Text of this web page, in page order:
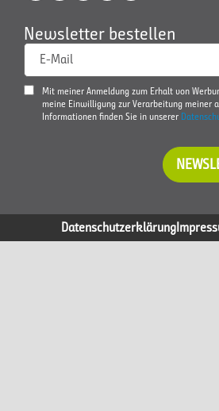
Newsletter bestellen
E-Mail
Mit meiner Anmeldung zum Erhalt von
meine Einwilligung zur Verarbeitung meiner
Informationen finden Sie in unserer
Datenschutzerklärung